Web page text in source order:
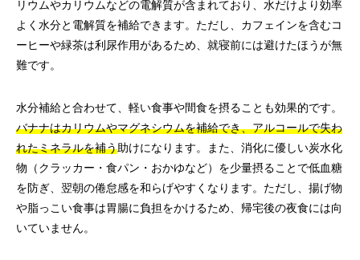
リウムやカリウムなどの電解質が含まれており、水だけより効率
よく水分と電解質を補給できます。ただし、カフェインを含むコ
ーヒーや緑茶は利尿作用があるため、就寝前には避けたほうが無
難です。
水分補給と合わせて、軽い食事や間食を摂ることも効果的です。
バナナはカリウムやマグネシウムを補給でき、アルコールで失わ
れたミネラルを補う助けになります。また、消化に優しい炭水化
物（クラッカー・食パン・おかゆなど）を少量摂ることで低血糖
を防ぎ、翌朝の倦怠感を和らげやすくなります。ただし、揚げ物
や脂っこい食事は胃腸に負担をかけるため、帰宅後の夜食には向
いていません。